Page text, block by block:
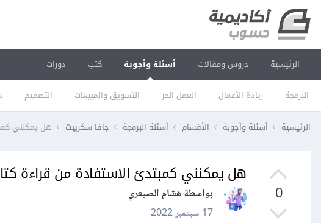
الرئيسية دروس ومقالات أسئلة وأجوبة
البرمجة ريادة الأعمال العمل الحر التسويق والمبيعات التصميم
كتب دورات
الرئيسية أسئلة وأجوبة الأقسام أسئلة البرمجة جافا سكريبت هل يمكنني
0
هل يمكنني كمبتدئ الاستفادة من قراءة
بواسطة هشام الصيعري
17 سبتمبر 2022